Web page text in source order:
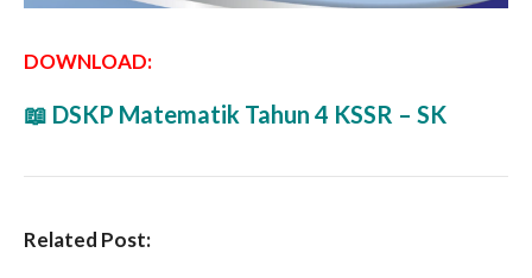
DOWNLOAD:
📖 DSKP Matematik Tahun 4 KSSR – SK
Related Post: